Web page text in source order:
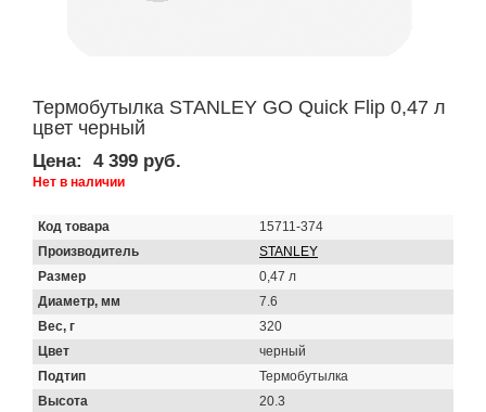
Термобутылка STANLEY GO Quick Flip 0,47 л
цвет черный
Цена: 4 399 руб.
Нет в наличии
Код товара
15711-374
Производитель
STANLEY
Размер
0,47 л
Диаметр, мм
7.6
Вес, г
320
Цвет
черный
Подтип
Термобутылка
Высота
20.3